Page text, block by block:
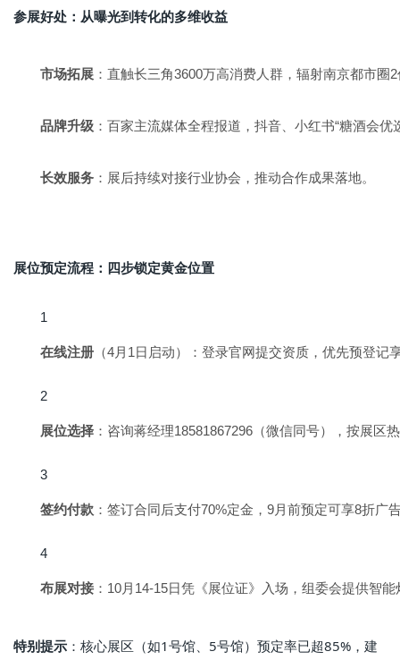
参展好处：从曝光到转化的多维收益
市场拓展 ：直触长三角3600万高消费人群，辐射南京都市圈
品牌升级 ：百家主流媒体全程报道，抖音、小红书“糖酒会优
长效服务 ：展后持续对接行业协会，推动合作成果落地。
展位预定流程：四步锁定黄金位置
在线注册 （4月1日启动）：登录官网提交资质，优先预登记
展位选择 ：咨询蒋经理18581867296（微信同号），按展区
签约付款 ：签订合同后支付70%定金，9月前预定可享8折广
布展对接 ：10月14-15日凭《展位证》入场，组委会提供智
特别提示 ：核心展区（如1号馆、5号馆）预定率已超85%，建